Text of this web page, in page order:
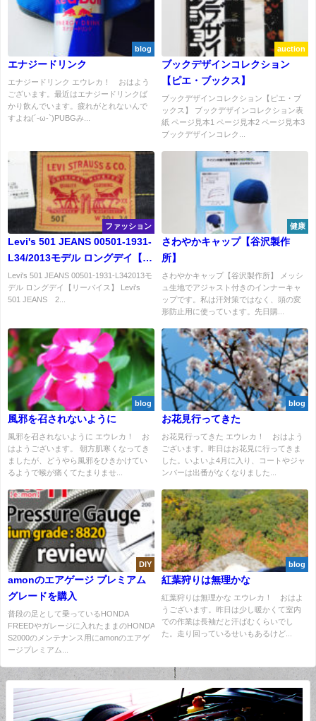
blog
エナジードリンク
エナジードリンク エウレカ！ おはよう
ございます。最近はエナジードリンクば
かり飲んでいます。疲れがとれないんで
すよね(´-ω-`)PUBGみ...
auction
ブックデザインコレクション
【ピエ・ブックス】
ブックデザインコレクション【ピエ・ブ
ックス】 ブックデザインコレクション表
紙 ページ見本1 ページ見本2 ページ見本3
ブックデザインコレク...
ファッション
Levi's 501 JEANS 00501-1931-
L34/2013モデル ロングデイ【リ
ーバイス】
Levi's 501 JEANS 00501-1931-L342013モ
デル ロングデイ【リーバイス】 Levi's
501 JEANS 2...
健康
さわやかキャップ【谷沢製作
所】
さわやかキャップ【谷沢製作所】 メッシ
ュ生地でアジャスト付きのインナーキャ
ップです。私は汗対策ではなく、頭の変
形防止用に使っています。先日購...
blog
風邪を召されないように
風邪を召されないように エウレカ！ お
はようございます。 朝方肌寒くなってき
ましたが、どうやら風邪をひきかけてい
るようで喉が痛くてたまりませ...
blog
お花見行ってきた
お花見行ってきた エウレカ！ おはよう
ございます。昨日はお花見に行ってきま
した。いよいよ4月に入り、コートやジャ
ンバーは出番がなくなりました...
DIY
amonのエアゲージ プレミアム
グレードを購入
普段の足として乗っているHONDA
FREEDやガレージに入れたままのHONDA
S2000のメンテナンス用にamonのエアゲ
ージプレミアム...
blog
紅葉狩りは無理かな
紅葉狩りは無理かな エウレカ！ おはよ
うございます。昨日は少し暖かくて室内
での作業は長袖だと汗ばむくらいでし
た。走り回っているせいもあるけど...